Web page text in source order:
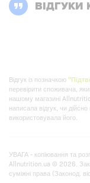
ВІДГУКИ
Відгук із позначкою
перевірити споживача,
нашому магазині
написала відгук, чи
використовувала його.
УВАГА - копіювання та
Allnutrition.ua © 2026.
суміжні права (Законод.